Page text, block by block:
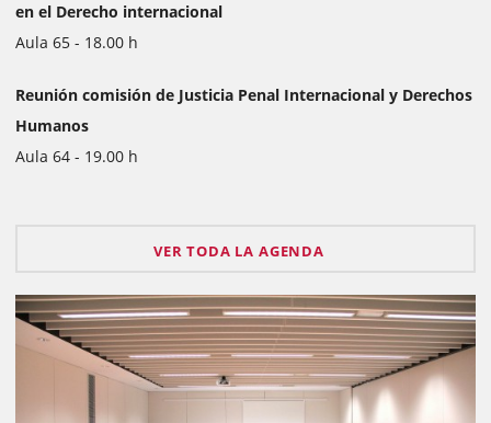
en el Derecho internacional
Aula 65 - 18.00 h
Reunión comisión de Justicia Penal Internacional y Derechos
Humanos
Aula 64 - 19.00 h
VER TODA LA AGENDA